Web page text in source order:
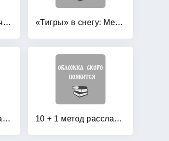
«Русские идут!» Почему боятся России? «Тигры» в снегу: Мемуары танкового аса
1-я Русская бригада СС «Дружина» 10 + 1 метод расслабления